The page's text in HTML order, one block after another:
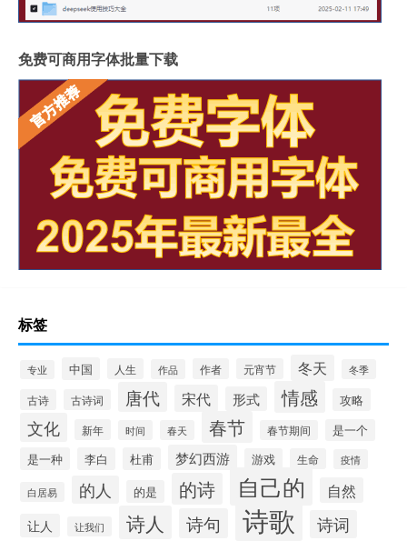
免费可商用字体批量下载
标签
专业 中国 人生 作品 作者 元宵节 冬天 冬季
古诗 古诗词 唐代 宋代 形式 情感 攻略
文化 新年 时间 春天 春节 春节期间 是一个
是一种 李白 杜甫 梦幻西游 游戏 生命 疫情
白居易 的人 的是 的诗 自己的 自然
让人 让我们 诗人 诗句 诗歌 诗词